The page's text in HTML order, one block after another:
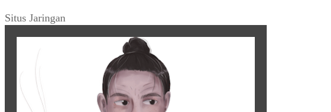
Situs Jaringan